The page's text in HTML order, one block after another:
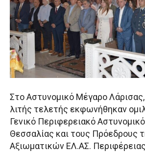
Στο Αστυνομικό Μέγαρο
λιτής τελετής εκφωνήθηκαν
Γενικό Περιφερειακό
Θεσσαλίας και τους Πρόεδρους
Αξιωματικών ΕΛ.ΑΣ.